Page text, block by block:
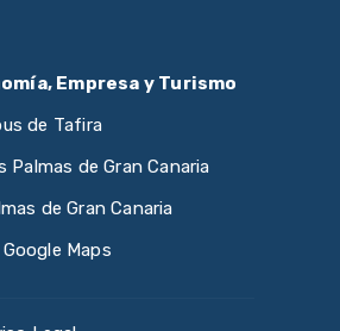
Empresa y Turismo
de Tafira
Palmas de Gran Canaria
de Gran Canaria
Maps